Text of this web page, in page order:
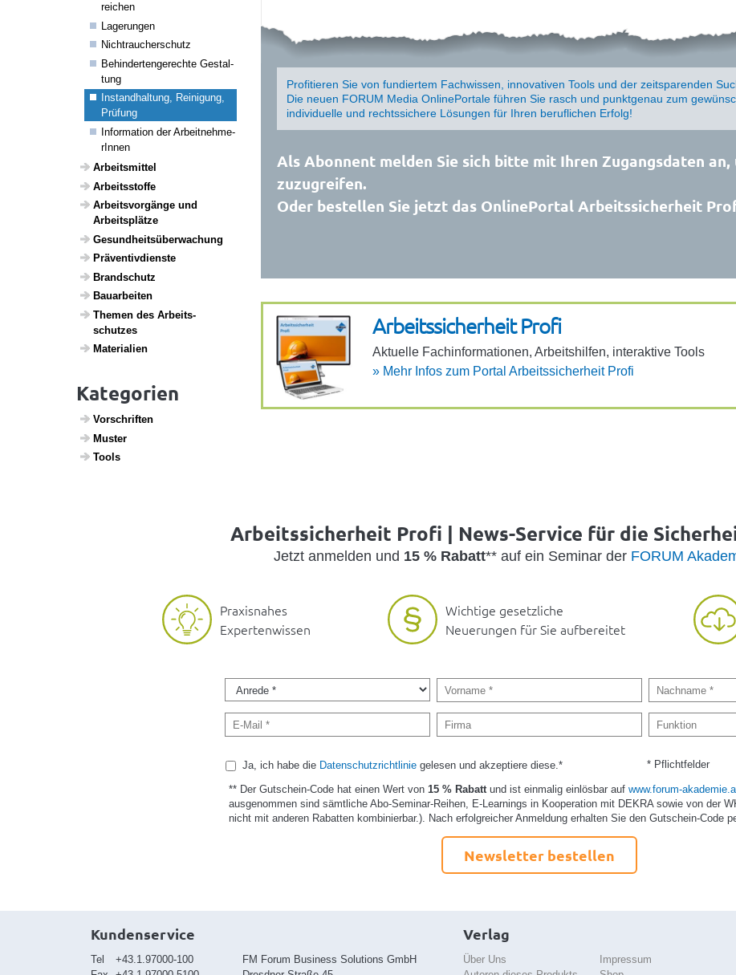
rei­chen
Lage­rungen
Nicht­rau­cher­schutz
Behin­der­ten­ge­rechte Gestal­
tung
Instand­hal­tung, Reini­gung,
Prüfung
Infor­ma­tion der Arbeit­neh­me­
rInnen
Arbeits­mittel
Arbeitss­toffe
Arbeits­vor­gänge und
Arbeits­plätze
Gesund­heits­über­wa­chung
Präven­tiv­dienste
Brand­schutz
Baua­r­beiten
Themen des Arbeits­
schutzes
Mate­ri­a­lien
Kategorien
Vorschriften
Muster
Tools
Profitieren Sie von fundiertem Fachwissen, innovativen Tools und der zeitsparenden
Die neuen FORUM Media OnlinePortale führen Sie rasch und punktgenau zum
individuelle und rechtssichere Lösungen für Ihren beruflichen Erfolg!
Als Abonnent melden Sie sich bitte mit Ihren Zugangsdaten
zuzugreifen.
Oder bestellen Sie jetzt das OnlinePortal Arbeitssicherheit
Arbeits­si­cher­heit Profi
Aktu­elle Fach­in­for­ma­ti­onen, Arbeits­hilfen, inter­ak­tive Tools
» Mehr Infos zum Portal Arbeits­si­cher­heit Profi
Arbeitssicherheit Profi | News-Service für die
Jetzt anmelden und 15 % Rabatt** auf ein Seminar der FORUM
Praxisnahes
Expertenwissen
Wichtige gesetzliche
Neuerungen für Sie aufbereitet
Ja, ich habe die Datenschutzrichtliniegelesen und akzeptiere diese.* * Pflichtfelder
** Der Gutschein-Code hat einen Wert von15 % Rabattund ist einmalig einlösbar aufwww.forum-
ausgenommen sind sämtliche Abo-Seminar-Reihen, E-Learnings in Kooperation mit DEKRA sowie von der
nicht mit anderen Rabatten kombinierbar.). Nach erfolgreicher Anmeldung erhalten Sie den Gutschein-Code
Newsletter bestellen
Kundenservice
Tel
+43.1.97000-100
FM Forum Business Solutions GmbH
Verlag
Über Uns
Impressum